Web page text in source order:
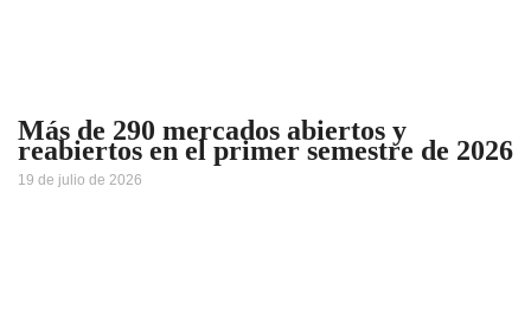
Más de 290 mercados abiertos y
reabiertos en el primer semestre de 2026
19 de julio de 2026